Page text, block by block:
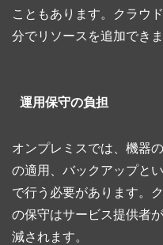
こともあります。クラウ
分でリソースを追加できま
運用保守の負担
オンプレミスでは、機器
の適用、バックアップと
で行う必要があります。
の保守はサービス提供者
減されます。